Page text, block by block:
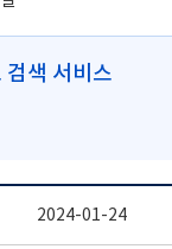
검색 서비스
2024-01-24